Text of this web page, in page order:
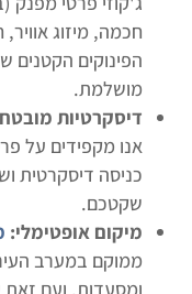
חכמה, מיזוג
הפינוקים הקטנים
מושלמת.
דיסקרטיות
אנו מקפידים על
כניסה דיסקרטית
שקטכם.
מיקום אופטימלי:
ממוקם במערב